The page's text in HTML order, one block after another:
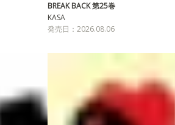
BREAK BACK 第25巻
KASA
発売日：2026.08.06